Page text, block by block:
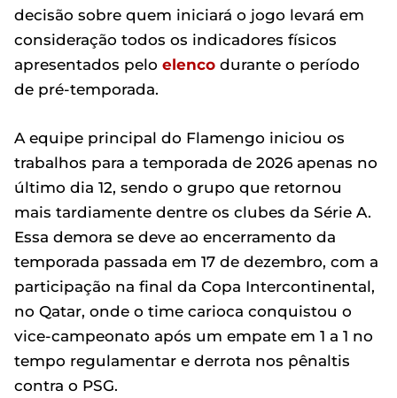
decisão sobre quem iniciará o jogo levará em
consideração todos os indicadores físicos
apresentados pelo elenco durante o período
de pré-temporada.
A equipe principal do Flamengo iniciou os
trabalhos para a temporada de 2026 apenas no
último dia 12, sendo o grupo que retornou
mais tardiamente dentre os clubes da Série A.
Essa demora se deve ao encerramento da
temporada passada em 17 de dezembro, com a
participação na final da Copa Intercontinental,
no Qatar, onde o time carioca conquistou o
vice-campeonato após um empate em 1 a 1 no
tempo regulamentar e derrota nos pênaltis
contra o PSG.